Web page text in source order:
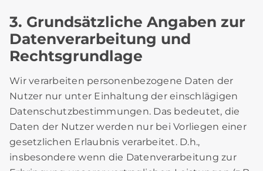
3. Grundsätzliche Angaben zur
Datenverarbeitung und
Rechtsgrundlage
Wir verarbeiten personenbezogene Daten der
Nutzer nur unter Einhaltung der einschlägigen
Datenschutzbestimmungen. Das bedeutet, die
Daten der Nutzer werden nur bei Vorliegen einer
gesetzlichen Erlaubnis verarbeitet. D.h.,
insbesondere wenn die Datenverarbeitung zur